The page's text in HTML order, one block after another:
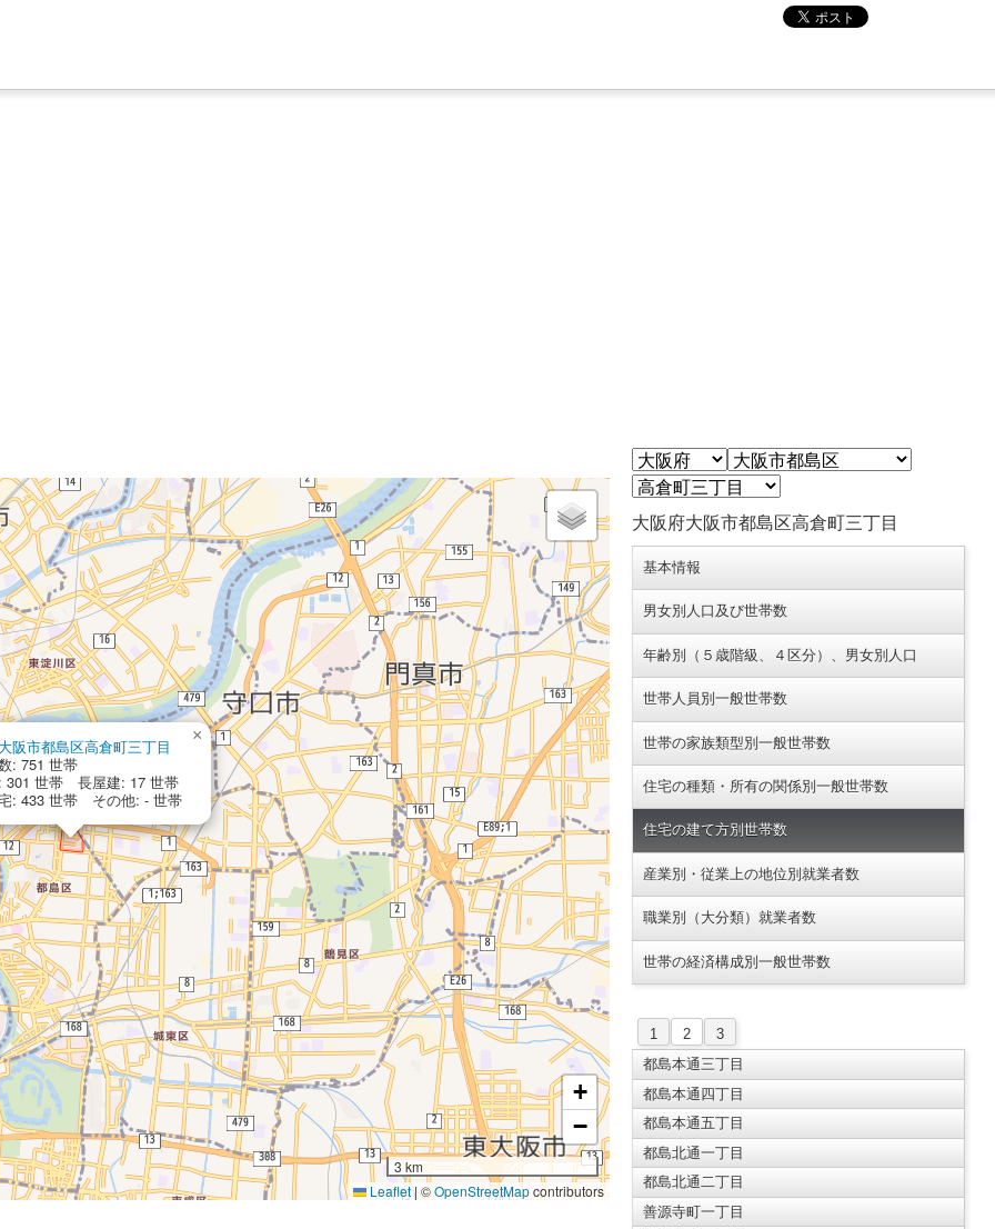
阪市都島区高倉町三丁目
: 751 世帯
301 世帯 長屋建: 17 世帯
: 433 世帯 その他: - 世帯
×
+
−
3 km
Leaflet| ©OpenStreetMapcontributors
大阪府大阪市都島区高倉町三丁目
基本情報
男女別人口及び世帯数
年齢別（５歳階級、４区分）、男女別人口
世帯人員別一般世帯数
世帯の家族類型別一般世帯数
住宅の種類・所有の関係別一般世帯数
住宅の建て方別世帯数
産業別・従業上の地位別就業者数
職業別（大分類）就業者数
世帯の経済構成別一般世帯数
1 2
3
都島本通三丁目
都島本通四丁目
都島本通五丁目
都島北通一丁目
都島北通二丁目
善源寺町一丁目